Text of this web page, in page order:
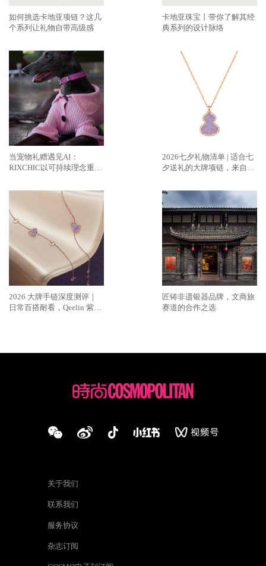
如何挑选卡地亚项链？这几
个系列让礼物自带高级感
卡地亚珠宝丨带你了解其经
典系列的设计脉络
当宠物礼赠遇见AI：
RIXCHIC以可持续理念重塑
2026七夕礼物清单 | 适合七
夕送礼的大牌项链，来自
2026 大牌手链深度测评｜
日常百搭耐看，Qeelin 紫翡
匠铸非遗银器品牌，文商旅
赛道的合作之选
关于我们
联系我们
服务协议
杂志订阅